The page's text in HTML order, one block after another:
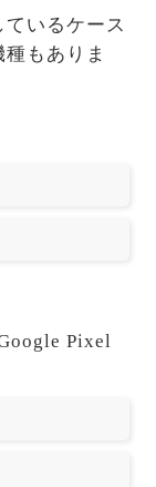
いるケース
もありま
Pixel